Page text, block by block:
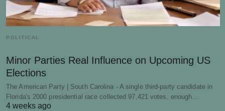
POLITICAL
Minor Parties Real Influence on Upcoming US
Elections
The American Party | South Carolina - A single third-party candidate in
Florida's 2000 presidential race collected 97,421 votes, enough…
4 weeks ago